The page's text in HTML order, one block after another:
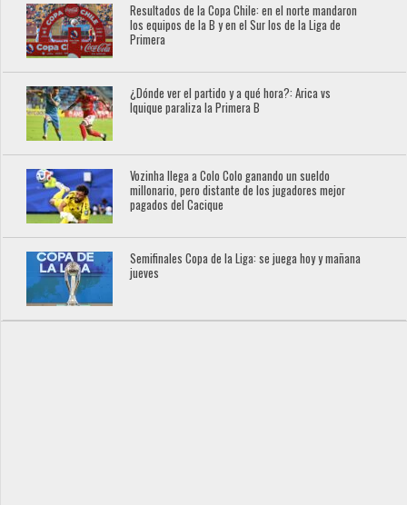
Resultados de la Copa Chile: en el norte mandaron
los equipos de la B y en el Sur los de la Liga de
Primera
¿Dónde ver el partido y a qué hora?: Arica vs
Iquique paraliza la Primera B
Vozinha llega a Colo Colo ganando un sueldo
millonario, pero distante de los jugadores mejor
pagados del Cacique
Semifinales Copa de la Liga: se juega hoy y mañana
jueves